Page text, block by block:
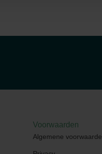
Voorwaarden
Algemene